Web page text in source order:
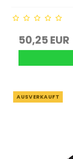
50,25 EUR
AUSVERKAUFT